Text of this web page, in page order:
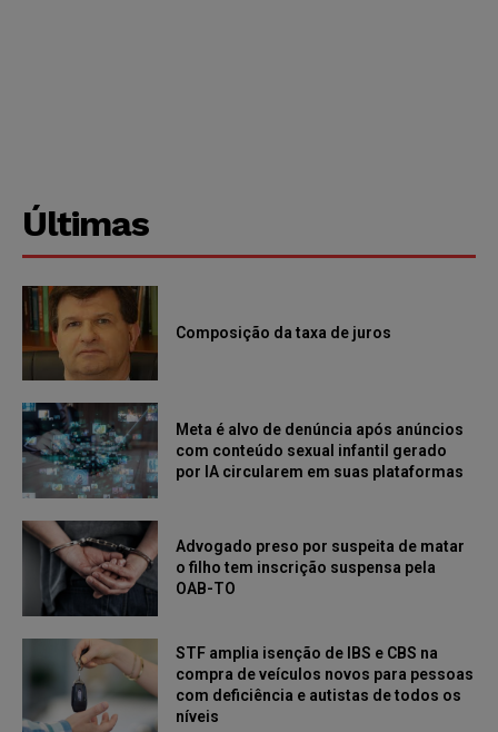
Últimas
Composição da taxa de juros
Meta é alvo de denúncia após anúncios
com conteúdo sexual infantil gerado
por IA circularem em suas plataformas
Advogado preso por suspeita de matar
o filho tem inscrição suspensa pela
OAB-TO
STF amplia isenção de IBS e CBS na
compra de veículos novos para pessoas
com deficiência e autistas de todos os
níveis